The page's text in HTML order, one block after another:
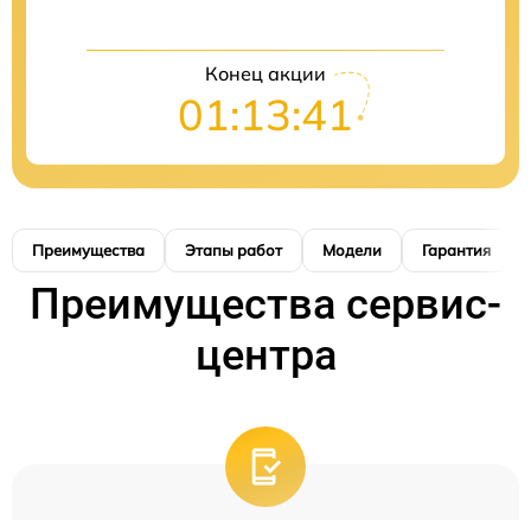
Конец акции
01:13:40
Преимущества Этапы работ Модели Гарантия
Преимущества сервис-
центра